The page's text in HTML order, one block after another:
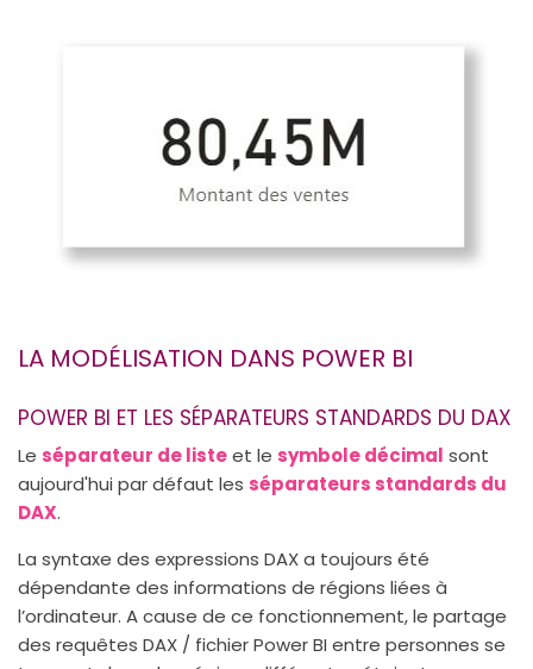
LA MODÉLISATION DANS POWER BI
POWER BI ET LES SÉPARATEURS STANDARDS DU DAX
Le séparateur de listeet le symbole décimal sont
aujourd'hui par défaut les séparateurs standards du
DAX.
La syntaxe des expressions DAX a toujours été
dépendante des informations de régions liées à
l’ordinateur. A cause de ce fonctionnement, le partage
des requêtes DAX / fichier Power BI entre personnes se